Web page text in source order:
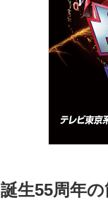
誕生55周年